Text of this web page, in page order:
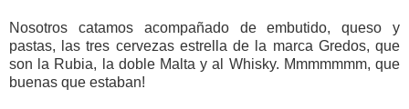
Nosotros catamos acompañado de embutido, queso y
pastas, las tres cervezas estrella de la marca Gredos, que
son la Rubia, la doble Malta y al Whisky. Mmmmmmm, que
buenas que estaban!